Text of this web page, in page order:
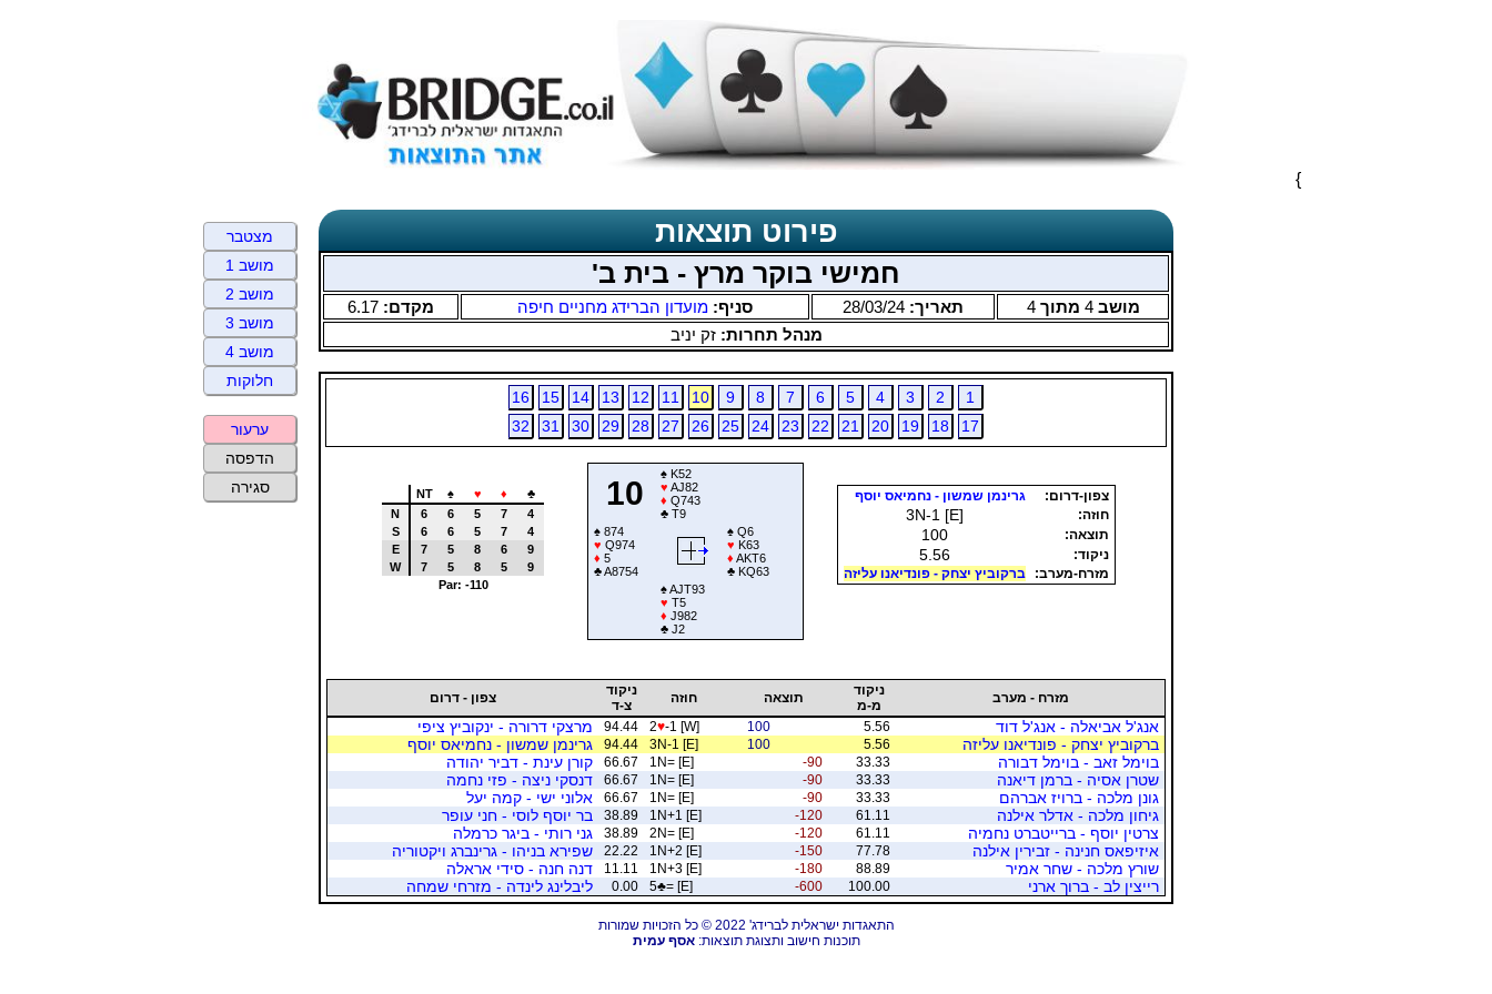
}
פירוט תוצאות
חמישי בוקר מרץ - בית ב'
מושב4 מתוך4 תאריך: 28/03/24 סניף: מועדון הברידג מחניים חיפה מקדם: 6.17
מנהל תחרות:זק יניב
1
2
3
4
5
6
7
8
9
10
11
12
13
14
15
16
17
18
19
20
21
22
23
24
25
26
27
28
29
30
31
32
צפון-דרום:
גרינמן שמשון - נחמיאס יוסף
חוזה:
3N-1 [E]
תוצאה: 100
ניקוד: 5.56
מזרח-מערב: ברקוביץ יצחק - פונדיאנו עליזה
10
♠ K52
♥ AJ82
♦ Q743
♣ T9
♠ 874
♥ Q974
♦ 5
♣A8754
♠ Q6
♥ K63
♦ AKT6
♣ KQ63
♠AJT93
♥ T5
♦ J982
♣ J2
NT ♠ ♥ ♦
♣
N
6 6 5 7
4
S
6 6 5 7
4
E
7 5 8 6
9
W
7 5 8 5
9
Par: -110
מזרח - מערב
ניקוד
מ-מ
תוצאה חוזה
ניקוד
צ-ד
צפון - דרום
אנג'ל אביאלה - אנג'ל דוד 5.56
100
2♥-1 [W]
94.44
מרצקי דרורה - ינקוביץ ציפי
ברקוביץ יצחק - פונדיאנו עליזה
5.56
100
3N-1 [E]
94.44
גרינמן שמשון - נחמיאס יוסף
בוימל זאב - בוימל דבורה
33.33
-90
1N= [E]
66.67
קורן עינת - דביר יהודה
שטרן אסיה - ברמן דיאנה
33.33
-90
1N= [E]
66.67
דנסקי ניצה - פזי נחמה
גונן מלכה - ברויז אברהם
33.33
-90
1N= [E]
66.67
אלוני ישי - קמה יעל
גיחון מלכה - אדלר אילנה
61.11
-120
1N+1 [E]
38.89
בר יוסף לוסי - חני עופר
צרטין יוסף - ברייטברט נחמיה
61.11
-120
2N= [E]
38.89
גני רותי - ביגר כרמלה
איזיפאס חנינה - זבירין אילנה
77.78
-150
1N+2 [E]
22.22
שפירא בניהו - גרינברג ויקטוריה
שורץ מלכה - שחר אמיר
88.89
-180
1N+3 [E]
11.11
דנה חנה - סידי אראלה
רייצין לב - ברוך ארני
100.00
-600
5♣= [E]
0.00 ליבלינג לינדה - מזרחי שמחה
התאגדות ישראלית לברידג' 2022 © כל הזכויות שמורות
תוכנות חישוב ותצוגת תוצאות:אסף עמית
מצטבר
מושב 1
מושב 2
מושב 3
מושב 4
חלוקות
ערעור
הדפסה
סגירה